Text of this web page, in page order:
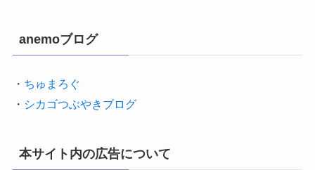
anemoブログ
・ ちゅまろぐ
・ シカゴつぶやきブログ
本サイト内の広告について